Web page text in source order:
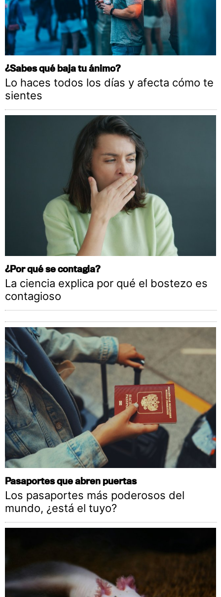
¿Sabes qué baja tu ánimo?
Lo haces todos los días y afecta cómo te
sientes
¿Por qué se contagia?
La ciencia explica por qué el bostezo es
contagioso
Pasaportes que abren puertas
Los pasaportes más poderosos del
mundo, ¿está el tuyo?